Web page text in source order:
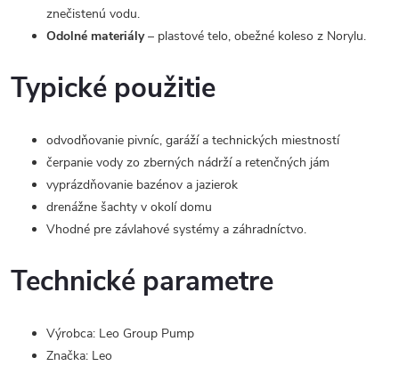
znečistenú vodu.
Odolné materiály– plastové telo, obežné koleso z Norylu.
Typické použitie
odvodňovanie pivníc, garáží a technických miestností
čerpanie vody zo zberných nádrží a retenčných jám
vyprázdňovanie bazénov a jazierok
drenážne šachty v okolí domu
Vhodné pre závlahové systémy a záhradníctvo.
Technické parametre
Výrobca: Leo Group Pump
Značka: Leo